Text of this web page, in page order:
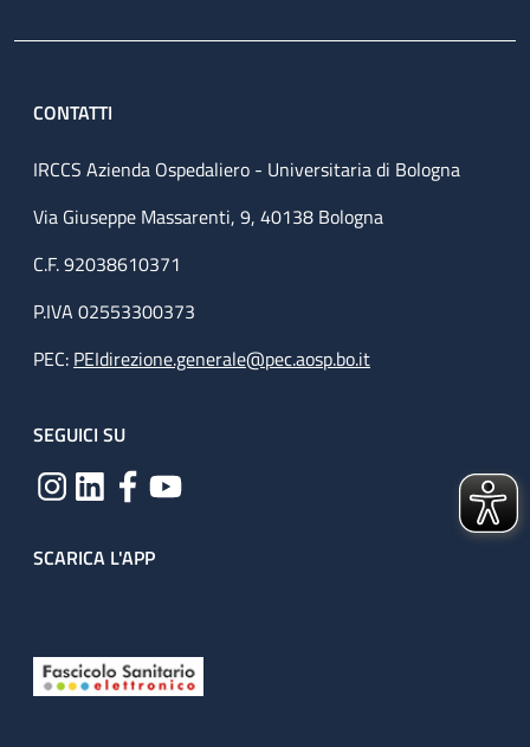
CONTATTI
IRCCS Azienda Ospedaliero - Universitaria di Bologna
Via Giuseppe Massarenti, 9, 40138 Bologna
C.F. 92038610371
P.IVA 02553300373
PEC: PEIdirezione.generale@pec.aosp.bo.it
SEGUICI SU
SCARICA L'APP